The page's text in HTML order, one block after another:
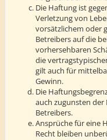
Die Haftung ist
Verletzung von
vorsätzlichem oder
Betreibers auf die
vorhersehbaren
die
gilt auch für
Gewinn.
Die
auch zugunsten
Betreibers.
Ansprüche für eine
Recht bleiben